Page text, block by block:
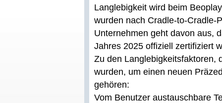
Langlebigkeit wird beim
wurden nach Cradle-to-Cradle-
Unternehmen geht davon aus,
Jahres 2025 offiziell zertifiziert
Zu den Langlebigkeitsfaktoren,
wurden, um einen neuen
gehören:
Vom Benutzer austauschbare